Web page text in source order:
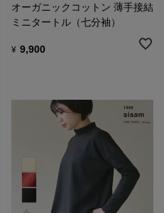
オーガニックコットン 薄手接結
ミニタートル（七分袖）
¥ 9,900